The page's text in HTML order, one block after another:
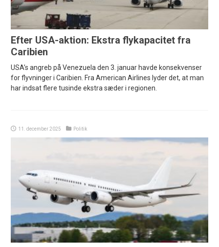
Efter USA-aktion: Ekstra flykapacitet fra
Caribien
USA’s angreb på Venezuela den 3. januar havde konsekvenser
for flyvninger i Caribien. Fra American Airlines lyder det, at man
har indsat flere tusinde ekstra sæder i regionen.
11. december 2025 Politik